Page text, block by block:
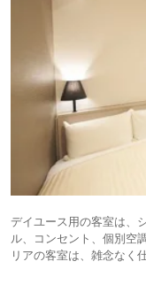
デイユース用の客室は、
ル、コンセント、個別空
リアの客室は、雑念なく